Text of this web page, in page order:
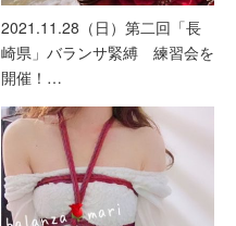
2021.11.28（日）第二回「長
崎県」バランサ緊縛 練習会を
開催！…